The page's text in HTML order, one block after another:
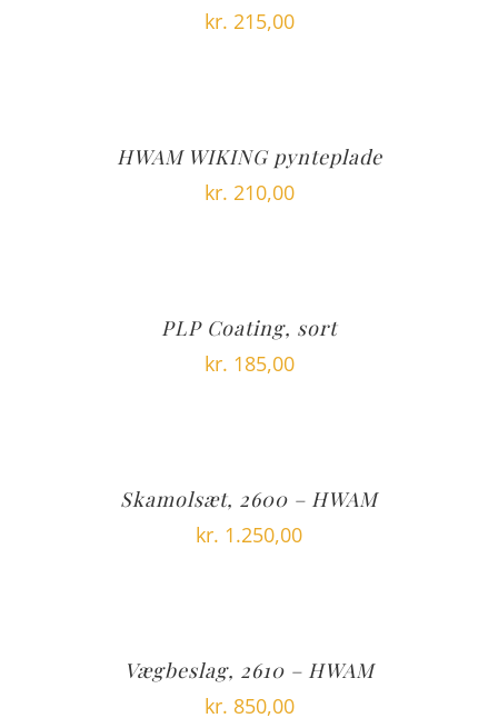
kr. 215,00
HWAM WIKING pynteplade
kr. 210,00
PLP Coating, sort
kr. 185,00
Skamolsæt, 2600 – HWAM
kr. 1.250,00
Vægbeslag, 2610 – HWAM
kr. 850,00